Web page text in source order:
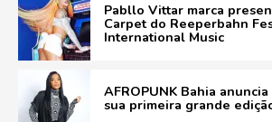
Pabllo Vittar marca
Carpet do Reeperbahn
International Music
AFROPUNK Bahia
sua primeira grande